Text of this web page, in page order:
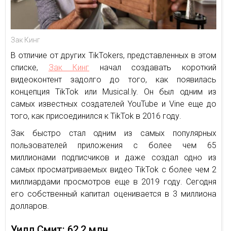
Зак Кинг
В отличие от других TikTokers, представленных в этом
списке, Зак Кинг начал создавать короткий
видеоконтент задолго до того, как появилась
концепция TikTok или Musical.ly. Он был одним из
самых известных создателей YouTube и Vine еще до
того, как присоединился к TikTok в 2016 году.
Зак быстро стал одним из самых популярных
пользователей приложения с более чем 65
миллионами подписчиков и даже создал одно из
самых просматриваемых видео TikTok с более чем 2
миллиардами просмотров еще в 2019 году. Сегодня
его собственный капитал оценивается в 3 миллиона
долларов.